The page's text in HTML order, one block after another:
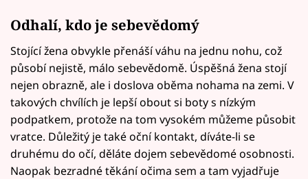
Odhalí, kdo je sebevědomý
Stojící žena obvykle přenáší váhu na jednu nohu, což
působí nejistě, málo sebevědomě. Úspěšná žena stojí
nejen obrazně, ale i doslova oběma nohama na zemi. V
takových chvílích je lepší obout si boty s nízkým
podpatkem, protože na tom vysokém můžeme působit
vratce. Důležitý je také oční kontakt, díváte-li se
druhému do očí, děláte dojem sebevědomé osobnosti.
Naopak bezradné těkání očima sem a tam vyjadřuje